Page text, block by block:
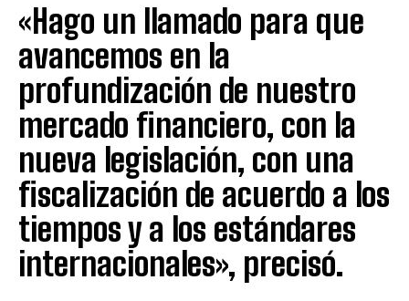
«Hago un llamado para que
avancemos en la
profundización de nuestro
mercado financiero, con la
nueva legislación, con una
fiscalización de acuerdo a los
tiempos y a los estándares
internacionales», precisó.